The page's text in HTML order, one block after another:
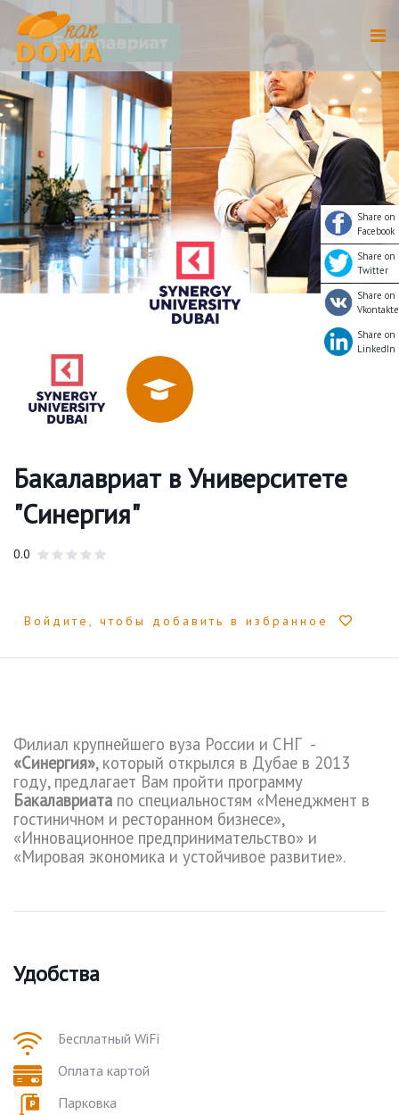
Бакалавриат в Университете
"Синергия"
0.0
Войдите, чтобы добавить в избранное
Филиал крупнейшего вуза России и СНГ -
«Синергия», который открылся в Дубае в 2013
году, предлагает Вам пройти программу
Бакалавриата по специальностям «Менеджмент в
гостиничном и ресторанном бизнесе»,
«Инновационное предпринимательство» и
«Мировая экономика и устойчивое развитие».
Удобства
Бесплатный WiFi
Оплата картой
Парковка
Share on
Facebook
Share on
Twitter
Share on
Vkontakte
Share on
LinkedIn